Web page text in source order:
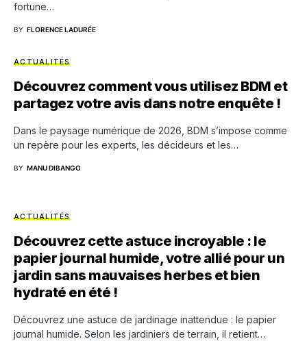
fortune…
BY FLORENCE LADURÉE
ACTUALITÉS
Découvrez comment vous utilisez BDM et
partagez votre avis dans notre enquête !
Dans le paysage numérique de 2026, BDM s’impose comme
un repère pour les experts, les décideurs et les…
BY MANU DIBANGO
ACTUALITÉS
Découvrez cette astuce incroyable : le
papier journal humide, votre allié pour un
jardin sans mauvaises herbes et bien
hydraté en été !
Découvrez une astuce de jardinage inattendue : le papier
journal humide. Selon les jardiniers de terrain, il retient…